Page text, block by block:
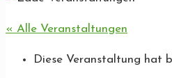
« Alle Veranstaltungen
Diese Veranstaltung hat